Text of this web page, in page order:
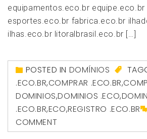
equipamentos.eco.br
esportes.eco.br fabrica.eco.br
ilhas.eco.br litoralbrasil.eco.br […]
POSTED IN DOMÍNIOS
.ECO.BR,COMPRAR .ECO.BR,
DOMINIOS,DOMINIOS .ECO,
.ECO.BR,ECO,REGISTRO .ECO.BR
COMMENT